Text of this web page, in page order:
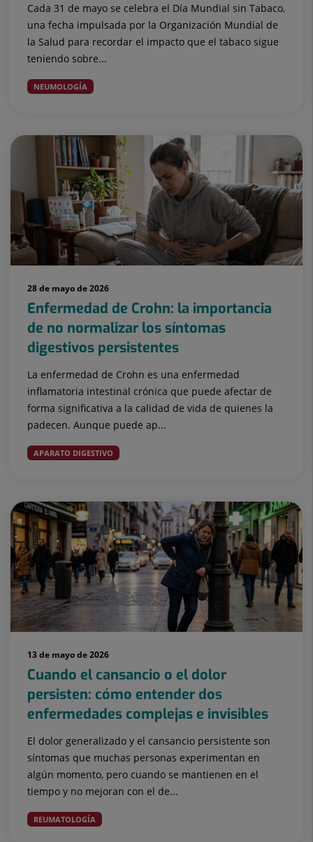
Cada 31 de mayo se celebra el Día Mundial sin Tabaco,
una fecha impulsada por la Organización Mundial de
la Salud para recordar el impacto que el tabaco sigue
teniendo sobre...
NEUMOLOGÍA
28 de mayo de 2026
Enfermedad de Crohn: la importancia
de no normalizar los síntomas
digestivos persistentes
La enfermedad de Crohn es una enfermedad
inflamatoria intestinal crónica que puede afectar de
forma significativa a la calidad de vida de quienes la
padecen. Aunque puede ap...
APARATO DIGESTIVO
13 de mayo de 2026
Cuando el cansancio o el dolor
persisten: cómo entender dos
enfermedades complejas e invisibles
El dolor generalizado y el cansancio persistente son
síntomas que muchas personas experimentan en
algún momento, pero cuando se mantienen en el
tiempo y no mejoran con el de...
REUMATOLOGÍA